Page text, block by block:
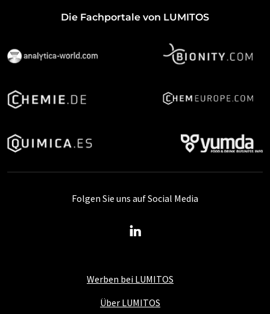
Die Fachportale von LUMITOS
Werben bei LUMITOS
Über LUMITOS
Folgen Sie uns auf Social Media